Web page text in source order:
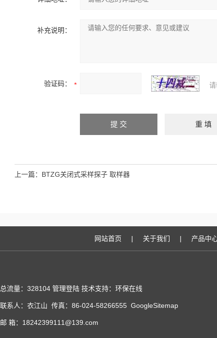
补充说明：
验证码：
上一篇： BTZG关闭式采样探子 取样器
网站首页 | 关于我们 | 产品中
总流量：328104 管理登陆 技术支持： 环保在线
联系人：衣江山 传真：86-024-58266555 GoogleSitemap
邮 箱：18242399111@139.com